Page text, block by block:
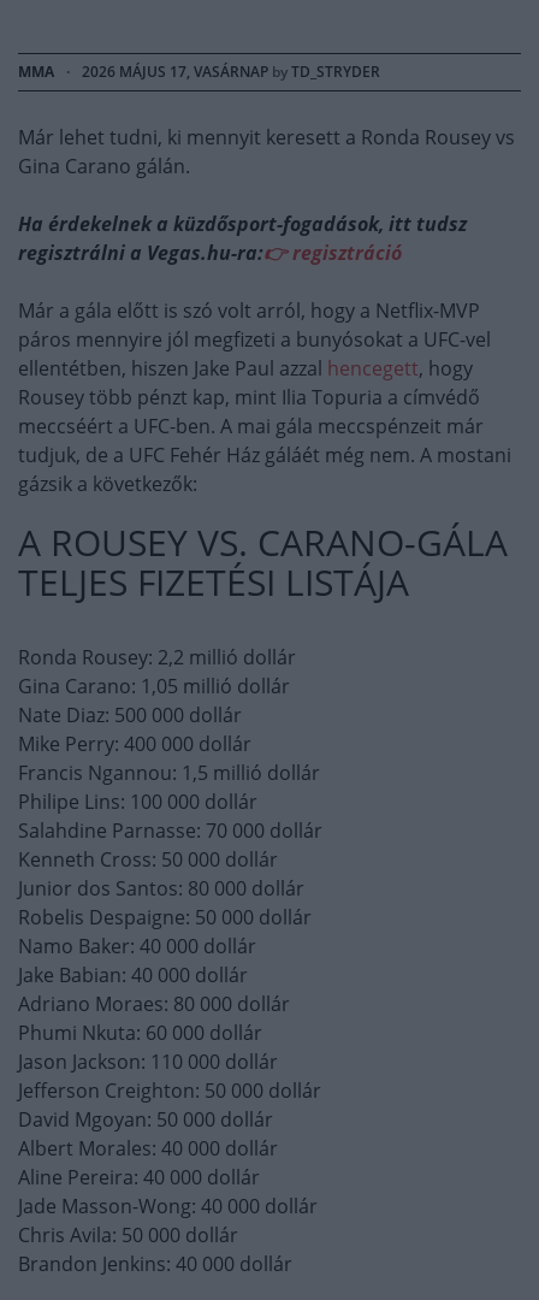
MMA · 2026 MÁJUS 17, VASÁRNAP byTD_STRYDER
Már lehet tudni, ki mennyit keresett a Ronda Rousey vs
Gina Carano gálán.
Ha érdekelnek a küzdősport-fogadások, itt tudsz
regisztrálni a Vegas.hu-ra:👉 regisztráció
Már a gála előtt is szó volt arról, hogy a Netflix-MVP
páros mennyire jól megfizeti a bunyósokat a UFC-vel
ellentétben, hiszen Jake Paul azzal hencegett, hogy
Rousey több pénzt kap, mint Ilia Topuria a címvédő
meccséért a UFC-ben. A mai gála meccspénzeit már
tudjuk, de a UFC Fehér Ház gáláét még nem. A mostani
gázsik a következők:
A ROUSEY VS. CARANO-GÁLA
TELJES FIZETÉSI LISTÁJA
Ronda Rousey: 2,2 millió dollár
Gina Carano: 1,05 millió dollár
Nate Diaz: 500 000 dollár
Mike Perry: 400 000 dollár
Francis Ngannou: 1,5 millió dollár
Philipe Lins: 100 000 dollár
Salahdine Parnasse: 70 000 dollár
Kenneth Cross: 50 000 dollár
Junior dos Santos: 80 000 dollár
Robelis Despaigne: 50 000 dollár
Namo Baker: 40 000 dollár
Jake Babian: 40 000 dollár
Adriano Moraes: 80 000 dollár
Phumi Nkuta: 60 000 dollár
Jason Jackson: 110 000 dollár
Jefferson Creighton: 50 000 dollár
David Mgoyan: 50 000 dollár
Albert Morales: 40 000 dollár
Aline Pereira: 40 000 dollár
Jade Masson-Wong: 40 000 dollár
Chris Avila: 50 000 dollár
Brandon Jenkins: 40 000 dollár